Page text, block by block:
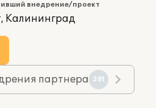
внедрение/проект
Калининград
партнера 281